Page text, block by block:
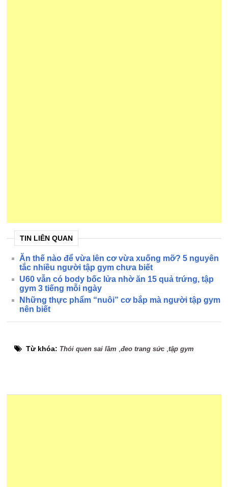
TIN LIÊN QUAN
Ăn thế nào để vừa lên cơ vừa xuống mỡ? 5 nguyên
tắc nhiều người tập gym chưa biết
U60 vẫn có body bốc lửa nhờ ăn 15 quả trứng, tập
gym 3 tiếng mỗi ngày
Những thực phẩm “nuôi” cơ bắp mà người tập gym
nên biết
Từ khóa: Thói quen sai lầm ,đeo trang sức ,tập gym